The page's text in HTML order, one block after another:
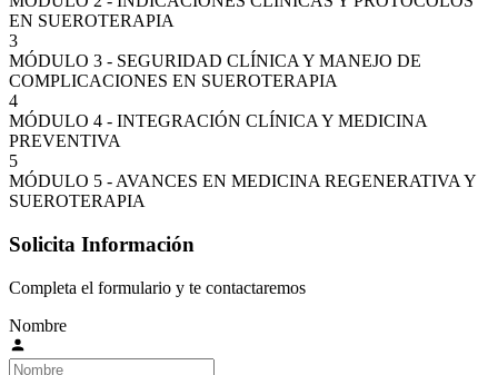
EN SUEROTERAPIA
3
MÓDULO 3 - SEGURIDAD CLÍNICA Y MANEJO DE
COMPLICACIONES EN SUEROTERAPIA
4
MÓDULO 4 - INTEGRACIÓN CLÍNICA Y MEDICINA
PREVENTIVA
5
MÓDULO 5 - AVANCES EN MEDICINA REGENERATIVA Y
SUEROTERAPIA
Solicita Información
Completa el formulario y te contactaremos
Nombre